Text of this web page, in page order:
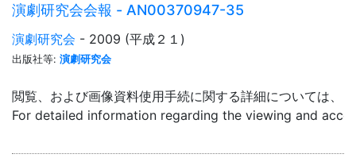
演劇研究会会報 - AN00370947-35
演劇研究会 - 2009 (平成２１)
出版社等: 演劇研究会
閲覧、および画像資料使用手続に関する詳細については、「
For detailed information regarding the viewing and